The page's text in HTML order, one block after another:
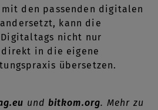
den passenden digitalen
kann die
nicht nur
in die eigene
übersetzen.
und bitkom.org. Mehr zu